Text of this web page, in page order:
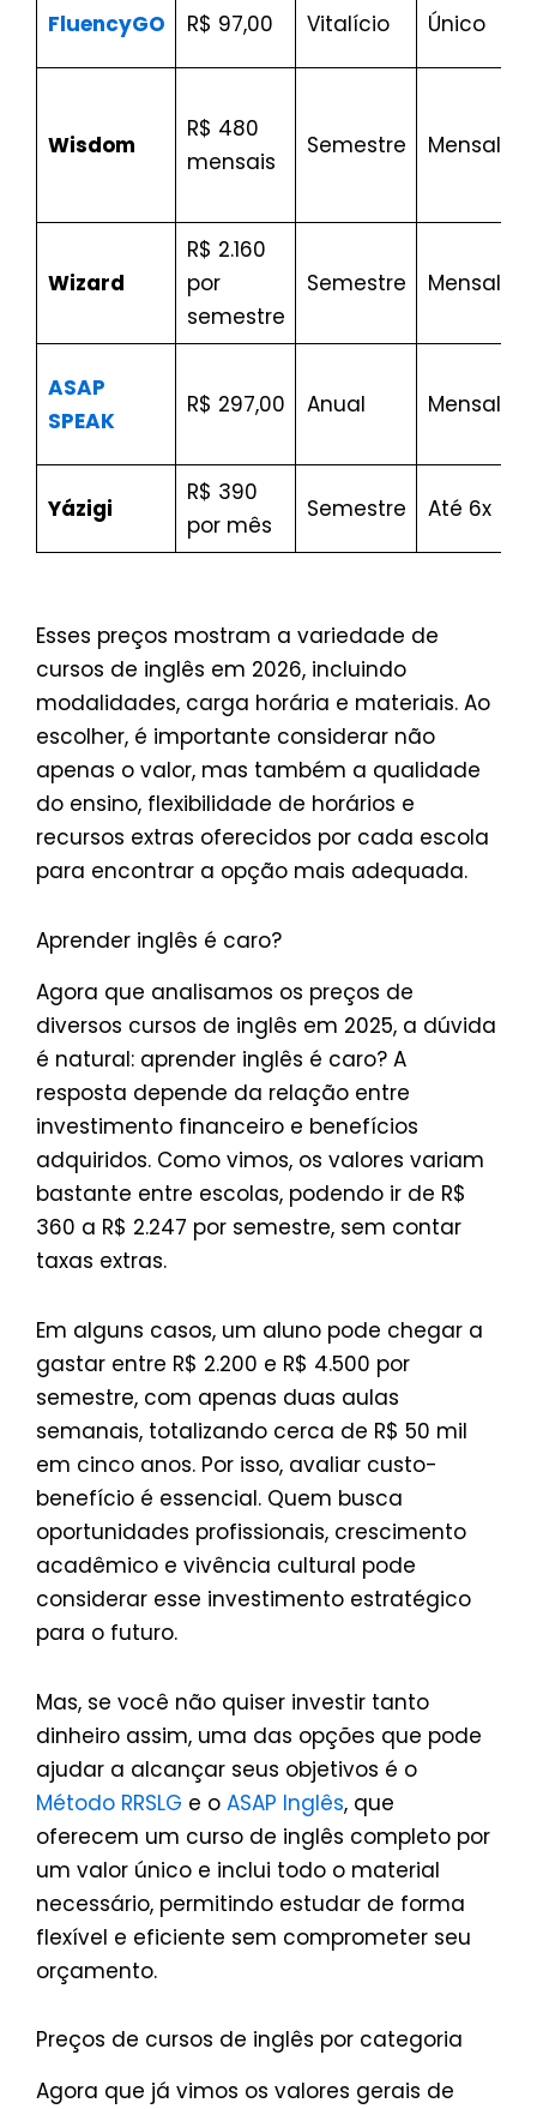
FluencyGO R$ 97,00 Vitalício Único
Wisdom
R$ 480
mensais
Semestre
Wizard
R$ 2.160
por
semestre
Semestre
ASAP
SPEAK
R$ 297,00 Anual
Yázigi
R$ 390
por mês
Semestre Até 6x
Esses preços mostram a variedade de
cursos de inglês em 2026, incluindo
modalidades, carga horária e materiais. Ao
escolher, é importante considerar não
apenas o valor, mas também a qualidade
do ensino, flexibilidade de horários e
recursos extras oferecidos por cada escola
para encontrar a opção mais adequada.
Aprender inglês é caro?
Agora que analisamos os preços de
diversos cursos de inglês em 2025, a dúvida
é natural: aprender inglês é caro? A
resposta depende da relação entre
investimento financeiro e benefícios
adquiridos. Como vimos, os valores variam
bastante entre escolas, podendo ir de R$
360 a R$ 2.247 por semestre, sem contar
taxas extras.
Em alguns casos, um aluno pode chegar a
gastar entre R$ 2.200 e R$ 4.500 por
semestre, com apenas duas aulas
semanais, totalizando cerca de R$ 50 mil
em cinco anos. Por isso, avaliar custo-
benefício é essencial. Quem busca
oportunidades profissionais, crescimento
acadêmico e vivência cultural pode
considerar esse investimento estratégico
para o futuro.
Mas, se você não quiser investir tanto
dinheiro assim, uma das opções que pode
ajudar a alcançar seus objetivos é o
Método RRSLG e o ASAP Inglês, que
oferecem um curso de inglês completo por
um valor único e inclui todo o material
necessário, permitindo estudar de forma
flexível e eficiente sem comprometer seu
orçamento.
Preços de cursos de inglês por categoria
Agora que já vimos os valores gerais de